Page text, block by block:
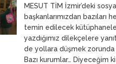
MESUT TİM İzmir’deki
başkanlarımızdan bazıları
temin edilecek
yazdığımız dilekçelere
de yollara düşmek zorunda
Bazı kurumlar… Diyeceğim